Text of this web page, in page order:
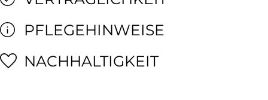
PFLEGEHINWEISE
NACHHALTIGKEIT